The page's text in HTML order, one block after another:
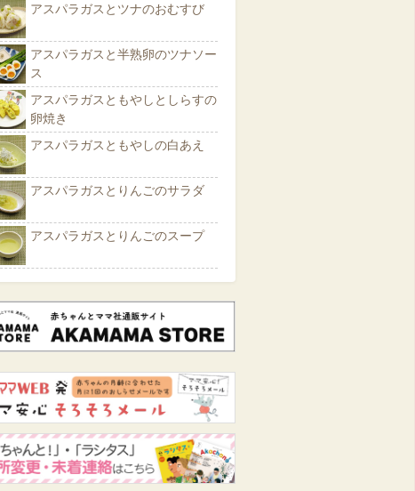
アスパラガスとツナのおむすび
アスパラガスと半熟卵のツナソー
ス
アスパラガスともやしとしらすの
卵焼き
アスパラガスともやしの白あえ
アスパラガスとりんごのサラダ
アスパラガスとりんごのスープ